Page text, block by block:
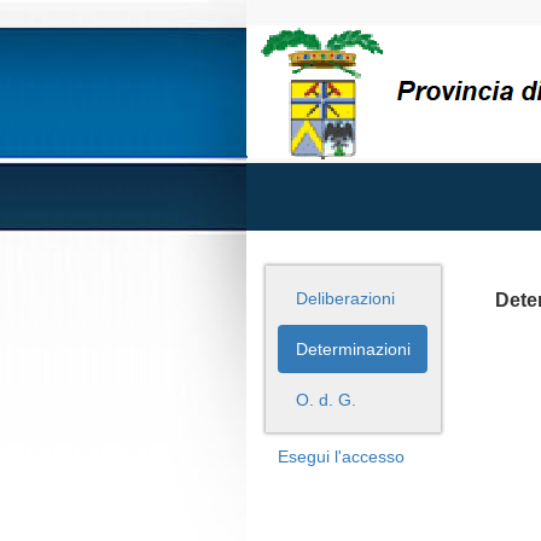
Deliberazioni
Determinazioni
O. d. G.
Esegui l'accesso